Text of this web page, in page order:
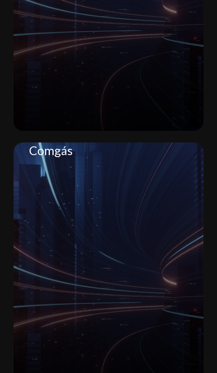
Comgás
Lorem Ipsum is simply dummy
text of the printing and
typesetting industry.